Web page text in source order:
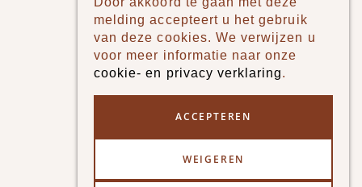
Pudilo
Over ons
Algemene voorwaarden
Klantenservice - Ruilen & Retourneren
melding accepteert u het gebruik
van deze cookies. We verwijzen u
voor meer informatie naar onze
cookie- en privacy verklaring.
ACCEPTEREN
WEIGEREN